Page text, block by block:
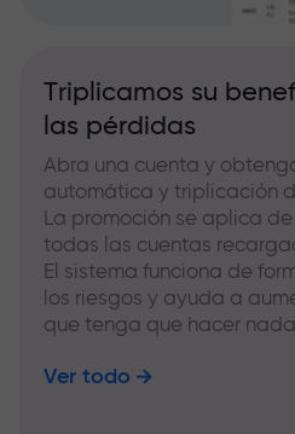
Triplicamos su
las pérdidas
Abra una cuenta y
automática y triplicación
La promoción se aplica
todas las cuentas
El sistema funciona de
los riesgos y ayuda a
que tenga que hacer
Ver todo